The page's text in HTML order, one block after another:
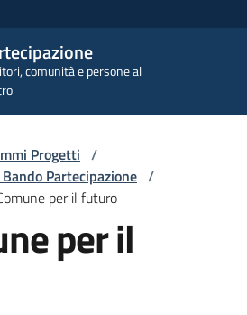
comunità e persone al
e
Progetti /
Partecipazione /
per il futuro
per il